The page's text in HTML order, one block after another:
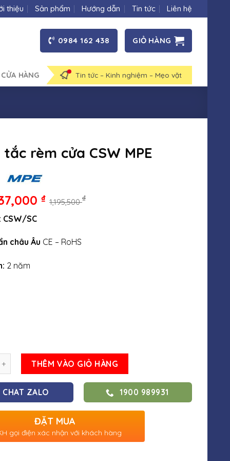
thiệu Sản phẩm Hướng dẫn Tin tức Liên hệ
0984 162 438 GIỎ HÀNG
HÀNG Tin tức – Kinh nghiệm – Mẹo vặt
tắc rèm cửa CSW MPE
1,195,500₫
₫
CSW/SC
châu Âu CE – RoHS
2 năm
THÊM VÀO GIỎ HÀNG
CHAT ZALO 1900 989931
ĐẶT MUA
gọi điện xác nhận với khách hàng